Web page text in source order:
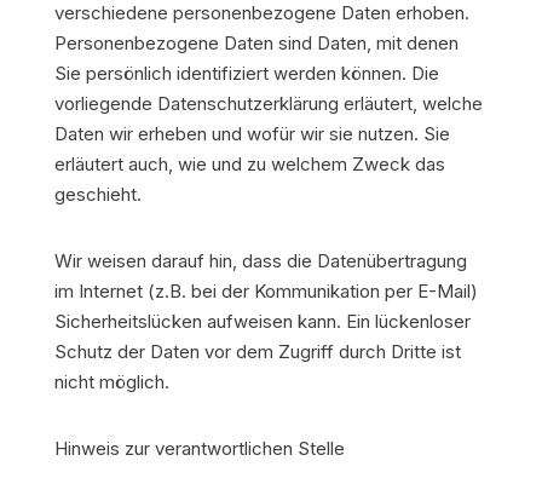
verschiedene personenbezogene Daten erhoben.
Personenbezogene Daten sind Daten, mit denen
Sie persönlich identifiziert werden können. Die
vorliegende Datenschutzerklärung erläutert, welche
Daten wir erheben und wofür wir sie nutzen. Sie
erläutert auch, wie und zu welchem Zweck das
geschieht.
Wir weisen darauf hin, dass die Datenübertragung
im Internet (z.B. bei der Kommunikation per E-Mail)
Sicherheitslücken aufweisen kann. Ein lückenloser
Schutz der Daten vor dem Zugriff durch Dritte ist
nicht möglich.
Hinweis zur verantwortlichen Stelle